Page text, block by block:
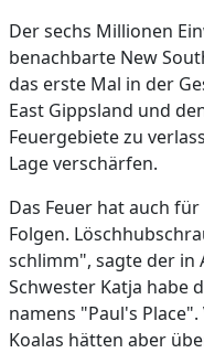
Der sechs Millionen
benachbarte New
das erste Mal in der
East Gippsland und
Feuergebiete zu
Lage verschärfen.
Das Feuer hat auch
Folgen.
schlimm", sagte der in
Schwester Katja habe
namens "Paul's
Koalas hätten aber